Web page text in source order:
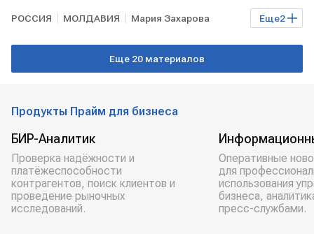
Еще2
РОССИЯ МОЛДАВИЯ Мария Захарова
НАТО МИД РФ
В мире
Еще 20 материалов
Продукты Прайм для бизнеса
БИР-Аналитик
Проверка надёжности и
платёжеспособности
контрагентов, поиск клиентов и
проведение рыночных
исследований.
Оперативные
для
использования
бизнеса,
пресс-службами.